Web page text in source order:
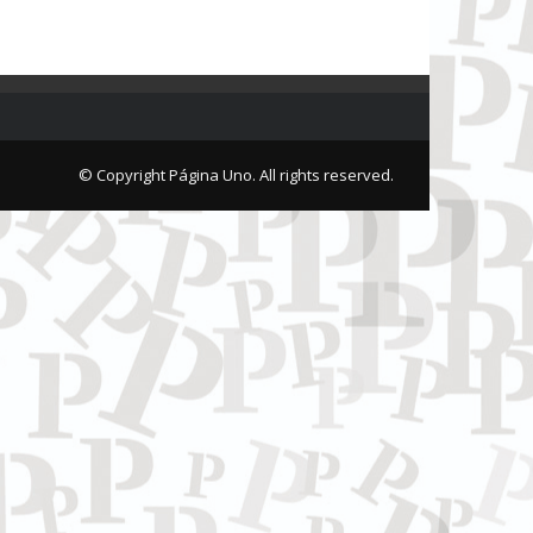
© Copyright Página Uno. All rights reserved.